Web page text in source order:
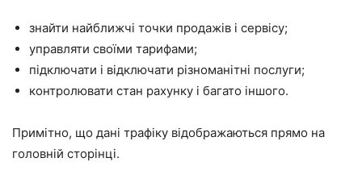
знайти найближчі точки продажів і сервісу;
управляти своїми тарифами;
підключати і відключати різноманітні послуги;
контролювати стан рахунку і багато іншого.
Примітно, що дані трафіку відображаються прямо на
головній сторінці.